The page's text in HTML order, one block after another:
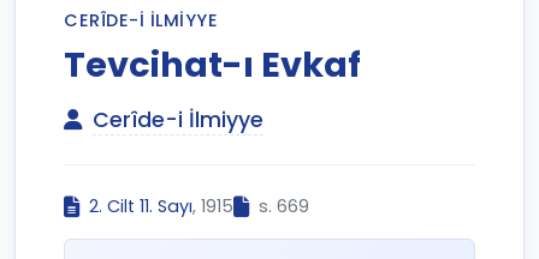
CERÎDE-I İLMIYYE
Tevcihat-ı Evkaf
Cerîde-i İlmiyye
2. Cilt 11. Sayı, 1915 s. 669